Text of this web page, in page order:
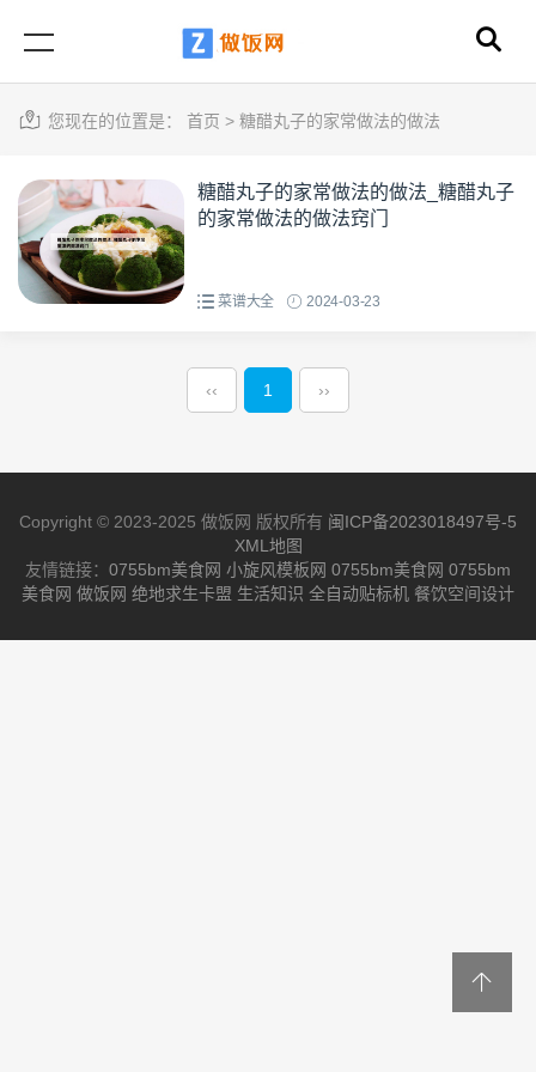
您现在的位置是： 首页 > 糖醋丸子的家常做法的做法
糖醋丸子的家常做法的做法_糖醋丸子
的家常做法的做法窍门
菜谱大全 2024-03-23
‹‹ 1 ››
Copyright © 2023-2025 做饭网 版权所有 闽ICP备2023018497号-5
XML地图
友情链接： 0755bm美食网 小旋风模板网 0755bm美食网 0755bm
美食网 做饭网 绝地求生卡盟 生活知识 全自动贴标机 餐饮空间设计